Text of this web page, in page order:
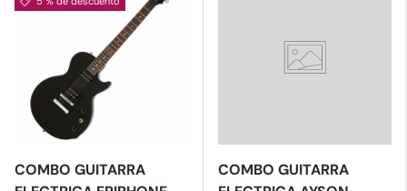
COMBO GUITARRA
COMBO GUITARRA